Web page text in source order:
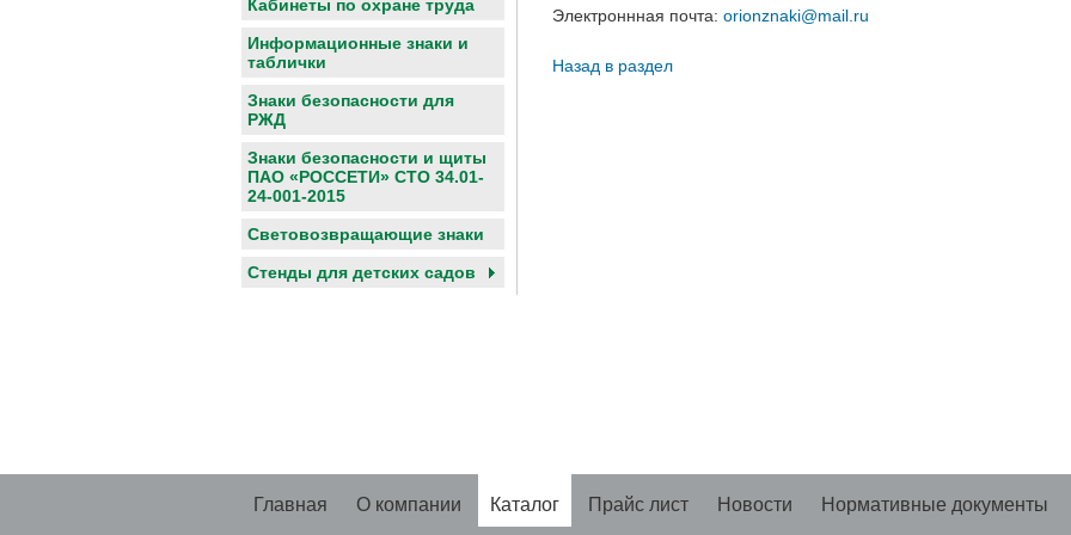
Кабинеты по охране труда
Информационные знаки и
таблички
Знаки безопасности для
РЖД
Знаки безопасности и щиты
ПАО «РОССЕТИ» СТО 34.01-
24-001-2015
Световозвращающие знаки
Cтенды для детских садов
Электроннная почта: orionznaki@mail.ru
Назад в раздел
Главная О компании Каталог Прайс лист Новости Нормативные документы